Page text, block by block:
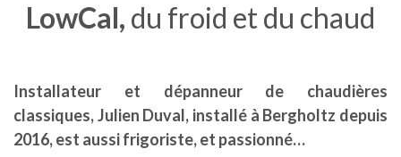
LowCal, du froid et du chaud
Installateur et dépanneur de chaudières
classiques, Julien Duval, installé à Bergholtz depuis
2016, est aussi frigoriste, et passionné…